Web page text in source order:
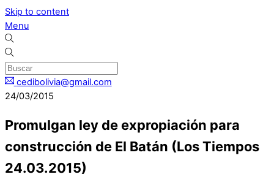
Skip to content
Menu
cedibolivia@gmail.com
24/03/2015
Promulgan ley de expropiación para
construcción de El Batán (Los Tiempos
24.03.2015)